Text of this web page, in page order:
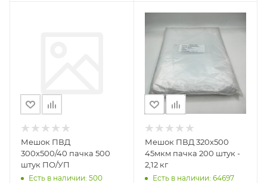
Мешок ПВД
300х500/40 пачка 500
штук ПО/УП
Есть в наличии: 500
Мешок ПВД 320х500
45мкм пачка 200 штук -
2,12 кг
Есть в наличии: 64697